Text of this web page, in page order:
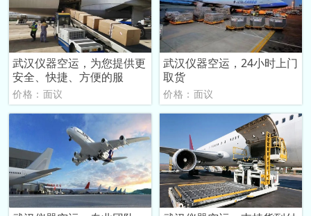
武汉仪器空运，为您提供更
安全、快捷、方便的服
价格：面议
武汉仪器空运，24小时上门
取货
价格：面议